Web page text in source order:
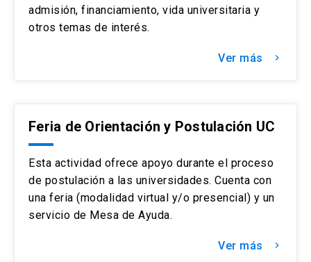
admisión, financiamiento, vida universitaria y
otros temas de interés.
Ver más keyboard_arrow_right
Feria de Orientación y Postulación UC
Esta actividad ofrece apoyo durante el proceso
de postulación a las universidades. Cuenta con
una feria (modalidad virtual y/o presencial) y un
servicio de Mesa de Ayuda.
Ver más keyboard_arrow_right